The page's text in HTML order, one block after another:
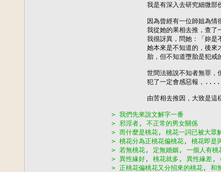
我是有深入去研究細微部
因為曾經有一位師姐為情
我從她的果相去推，查了
我很訝異，問她：「妳是
她本來是不知道的，後來
胎，但不知道墮胎是犯戒
世間法雖說不知者無罪，
犯了一定會感惡報，
由苦相去推因，大致是這
> 我們先來說文解字一番
> 邪淫者, 不正常的男女關係
> 而什麼是桃花, 桃花一詞已被大眾
> 桃花分為正桃花偏桃花, 桃花即是
> 若無桃花, 定無婚姻, 一個人有桃
> 異性緣好, 桃花就多, 異性緣差,
> 正桃花偏桃花又分招來的桃花, 和